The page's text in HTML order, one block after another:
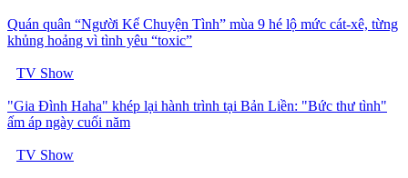
Quán quân “Người Kể Chuyện Tình” mùa 9 hé lộ mức cát-xê, từng
khủng hoảng vì tình yêu “toxic”
TV Show
"Gia Đình Haha" khép lại hành trình tại Bản Liền: "Bức thư tình"
ấm áp ngày cuối năm
TV Show